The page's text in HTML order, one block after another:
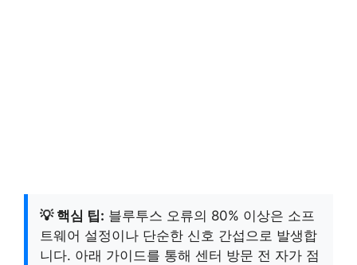
💡 핵심 팁: 블루투스 오류의 80% 이상은 소프
트웨어 설정이나 단순한 신호 간섭으로 발생합
니다. 아래 가이드를 통해 센터 방문 전 자가 점